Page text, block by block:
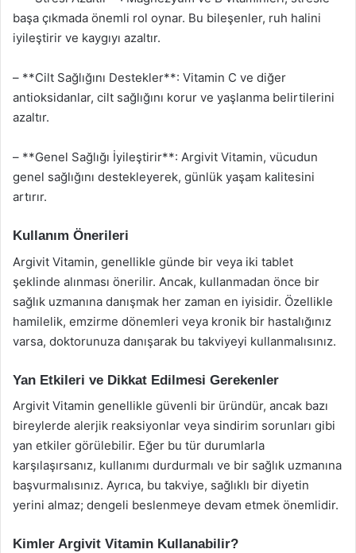
başa çıkmada önemli rol oynar. Bu bileşenler, ruh halini
iyileştirir ve kaygıyı azaltır.
– **Cilt Sağlığını Destekler**: Vitamin C ve diğer
antioksidanlar, cilt sağlığını korur ve yaşlanma belirtilerini
azaltır.
– **Genel Sağlığı İyileştirir**: Argivit Vitamin, vücudun
genel sağlığını destekleyerek, günlük yaşam kalitesini
artırır.
Kullanım Önerileri
Argivit Vitamin, genellikle günde bir veya iki tablet
şeklinde alınması önerilir. Ancak, kullanmadan önce bir
sağlık uzmanına danışmak her zaman en iyisidir. Özellikle
hamilelik, emzirme dönemleri veya kronik bir hastalığınız
varsa, doktorunuza danışarak bu takviyeyi kullanmalısınız.
Yan Etkileri ve Dikkat Edilmesi Gerekenler
Argivit Vitamin genellikle güvenli bir üründür, ancak bazı
bireylerde alerjik reaksiyonlar veya sindirim sorunları gibi
yan etkiler görülebilir. Eğer bu tür durumlarla
karşılaşırsanız, kullanımı durdurmalı ve bir sağlık uzmanına
başvurmalısınız. Ayrıca, bu takviye, sağlıklı bir diyetin
yerini almaz; dengeli beslenmeye devam etmek önemlidir.
Kimler Argivit Vitamin Kullanabilir?